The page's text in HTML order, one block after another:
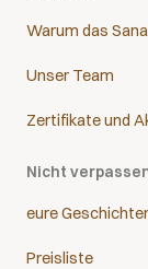
Warum das
Unser Team
Zertifikate und
Nicht
eure
Preisliste